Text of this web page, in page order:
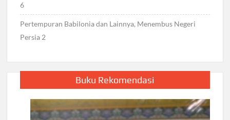
6
Pertempuran Babilonia dan Lainnya, Menembus Negeri
Persia 2
Buku Rekomendasi